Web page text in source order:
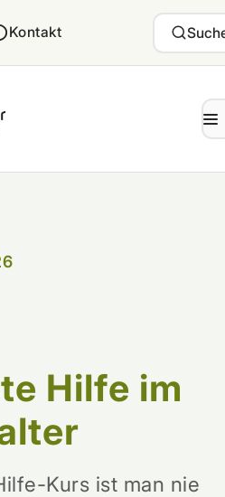
Kontakt
Hilfe im
Kurs ist man nie